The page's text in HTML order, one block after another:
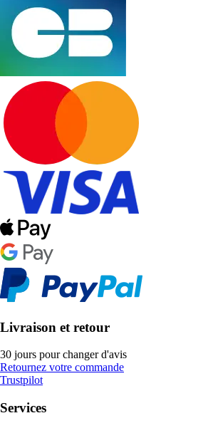
Livraison et retour
30 jours pour changer d'avis
Retournez votre commande
Trustpilot
Services